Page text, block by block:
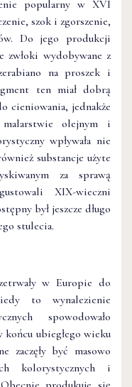
popularny w XVI
szok i zgorszenie,
Do jego produkcji
zwłoki wydobywane z
na proszek i
ten miał dobrą
cieniowania, jednakże
malarstwie olejnym i
wpływała nie
substancje użyte
za sprawą
XIX-wieczni
był jeszcze długo
stulecia.
w Europie do
to wynalezienie
spowodowało
końcu ubiegłego wieku
zaczęły być masowo
kolorystycznych i